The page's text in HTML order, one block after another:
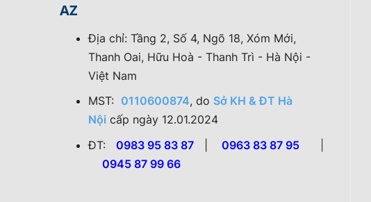
AZ
Địa chỉ: Tầng 2, Số 4, Ngõ 18, Xóm Mới,
Thanh Oai, Hữu Hoà - Thanh Trì - Hà Nội -
Việt Nam
MST: 0110600874, do Sở KH & ĐT Hà
Nội cấp ngày 12.01.2024
ĐT: 0983 95 83 87| 0963 83 87 95
0945 87 99 66